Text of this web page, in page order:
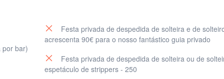
festejar o dia de São
por bar)
Festa privada de despedida de solteira e de
acrescenta 90€ para o nosso fantástico guia privado
Festa privada de despedida de solteira ou de
espetáculo de strippers - 250